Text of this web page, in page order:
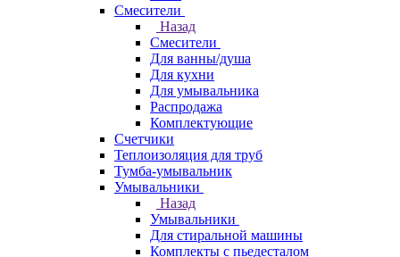
Смесители
Назад
Смесители
Для ванны/душа
Для кухни
Для умывальника
Распродажа
Комплектующие
Счетчики
Теплоизоляция для труб
Тумба-умывальник
Умывальники
Назад
Умывальники
Для стиральной машины
Комплекты с пьедесталом